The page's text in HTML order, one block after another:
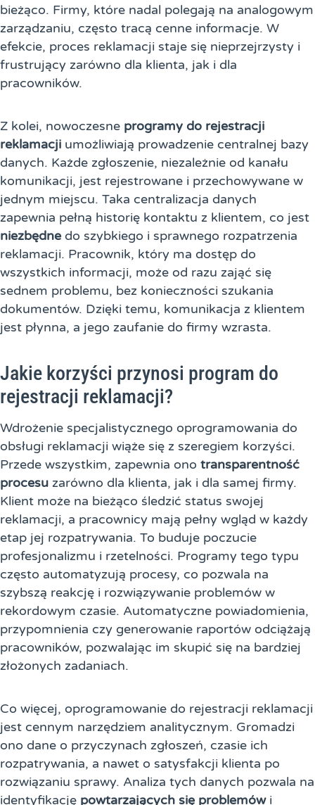
bieżąco. Firmy, które nadal polegają na analogowym
zarządzaniu, często tracą cenne informacje. W
efekcie, proces reklamacji staje się nieprzejrzysty i
frustrujący zarówno dla klienta, jak i dla
pracowników.
Z kolei, nowoczesne programy do rejestracji
reklamacji umożliwiają prowadzenie centralnej bazy
danych. Każde zgłoszenie, niezależnie od kanału
komunikacji, jest rejestrowane i przechowywane w
jednym miejscu. Taka centralizacja danych
zapewnia pełną historię kontaktu z klientem, co jest
niezbędne do szybkiego i sprawnego rozpatrzenia
reklamacji. Pracownik, który ma dostęp do
wszystkich informacji, może od razu zająć się
sednem problemu, bez konieczności szukania
dokumentów. Dzięki temu, komunikacja z klientem
jest płynna, a jego zaufanie do firmy wzrasta.
Jakie korzyści przynosi program do
rejestracji reklamacji?
Wdrożenie specjalistycznego oprogramowania do
obsługi reklamacji wiąże się z szeregiem korzyści.
Przede wszystkim, zapewnia ono transparentność
procesu zarówno dla klienta, jak i dla samej firmy.
Klient może na bieżąco śledzić status swojej
reklamacji, a pracownicy mają pełny wgląd w każdy
etap jej rozpatrywania. To buduje poczucie
profesjonalizmu i rzetelności. Programy tego typu
często automatyzują procesy, co pozwala na
szybszą reakcję i rozwiązywanie problemów w
rekordowym czasie. Automatyczne powiadomienia,
przypomnienia czy generowanie raportów odciążają
pracowników, pozwalając im skupić się na bardziej
złożonych zadaniach.
Co więcej, oprogramowanie do rejestracji reklamacji
jest cennym narzędziem analitycznym. Gromadzi
ono dane o przyczynach zgłoszeń, czasie ich
rozpatrywania, a nawet o satysfakcji klienta po
rozwiązaniu sprawy. Analiza tych danych pozwala na
identyfikację powtarzających się problemówi